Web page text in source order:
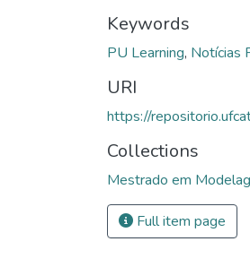
Keywords
PU Learning, Notícias
URI
https://
Collections
Mestrado em
Full item page